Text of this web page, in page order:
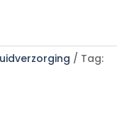
Tag: